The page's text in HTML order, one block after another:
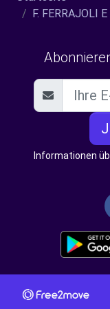
F. FERRAJOLI
Informationen